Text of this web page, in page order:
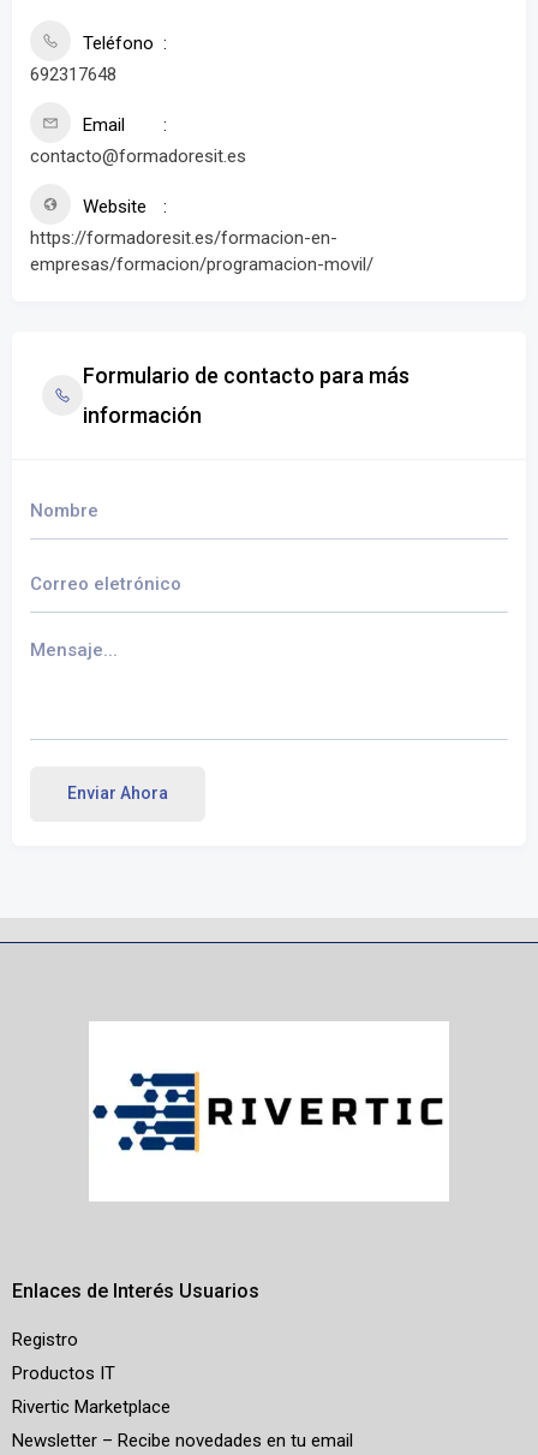
Teléfono
692317648
Email
contacto@formadoresit.es
Website
https://formadoresit.es/formacion-en-
empresas/formacion/programacion-movil/
Formulario de contacto para más
información
Enviar Ahora
Enlaces de Interés Usuarios
Registro
Productos IT
Rivertic Marketplace
Newsletter – Recibe novedades en tu email